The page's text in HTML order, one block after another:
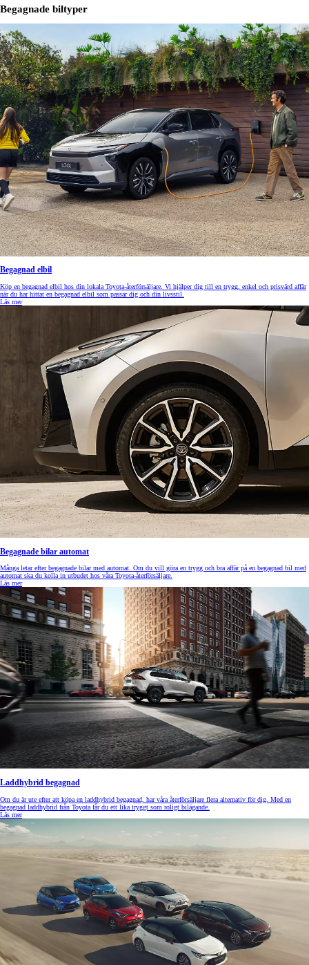
Begagnade biltyper
Begagnad elbil
Köp en begagnad elbil hos din lokala Toyota-återförsäljare. Vi hjälper dig till en trygg, enkel och prisvärd affär
när du har hittat en begagnad elbil som passar dig och din livsstil.
Läs mer
Begagnade bilar automat
Många letar efter begagnade bilar med automat. Om du vill göra en trygg och bra affär på en begagnad bil med
automat ska du kolla in utbudet hos våra Toyota-återförsäljare.
Läs mer
Laddhybrid begagnad
Om du är ute efter att köpa en laddhybrid begagnad, har våra återförsäljare flera alternativ för dig. Med en
begagnad laddhybrid från Toyota får du ett lika tryggt som roligt bilägande.
Läs mer